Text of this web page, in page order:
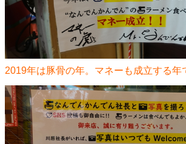
2019年は豚骨の年。マネーも成立する年